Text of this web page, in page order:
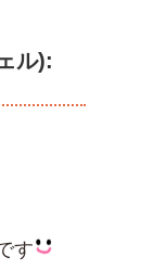
ル):
す